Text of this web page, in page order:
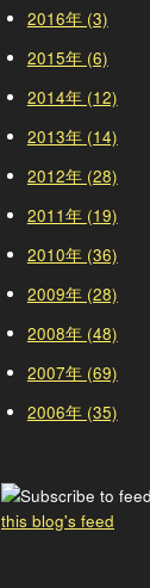
2016年 (3)
2015年 (6)
2014年 (12)
2013年 (14)
2012年 (28)
2011年 (19)
2010年 (36)
2009年 (28)
2008年 (48)
2007年 (69)
2006年 (35)
this blog's feed